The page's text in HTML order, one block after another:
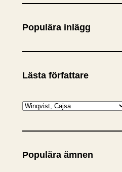
k
Populära inlägg
Lästa författare
K
t
g
Populära ämnen